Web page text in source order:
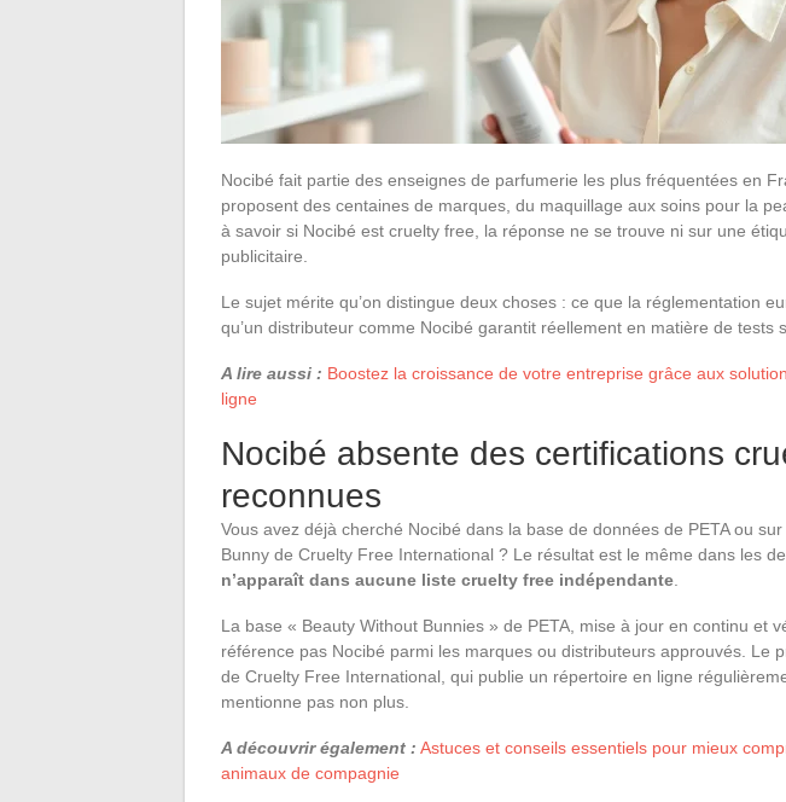
Nocibé fait partie des enseignes de parfumerie les plus fréquentées en
proposent des centaines de marques, du maquillage aux soins pour la
à savoir si Nocibé est cruelty free, la réponse ne se trouve ni sur une
publicitaire.
Le sujet mérite qu’on distingue deux choses : ce que la réglementation
qu’un distributeur comme Nocibé garantit réellement en matière de tests
A lire aussi : Boostez la croissance de votre entreprise grâce aux
ligne
Nocibé absente des certifications
reconnues
Vous avez déjà cherché Nocibé dans la base de données de PETA ou
Bunny de Cruelty Free International ? Le résultat est le même dans les
n’apparaît dans aucune liste cruelty free indépendante
La base « Beauty Without Bunnies » de PETA, mise à jour en continu et
référence pas Nocibé parmi les marques ou distributeurs approuvés. Le
de Cruelty Free International, qui publie un répertoire en ligne
mentionne pas non plus.
A découvrir également : Astuces et conseils essentiels pour mieux
animaux de compagnie